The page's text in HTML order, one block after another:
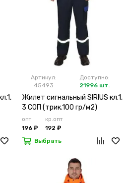
Артикул:
45493
Доступно:
21996 шт.
Жилет сигнальный SIRIUS кл.1,
3 СОП (трик.100 гр/м2)
оранжевый
опт
196 ₽
кр.опт
192 ₽
Выбрать